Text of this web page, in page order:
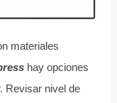
materiales
hay opciones
Revisar nivel de